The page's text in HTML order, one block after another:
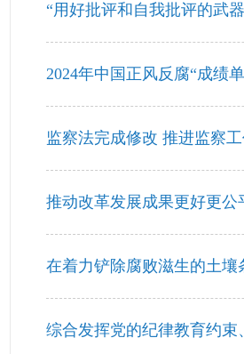
“用好批评和自我批评的武
2024年中国正风反腐“成绩
监察法完成修改 推进监察
推动改革发展成果更好更
在着力铲除腐败滋生的土壤
综合发挥党的纪律教育约束